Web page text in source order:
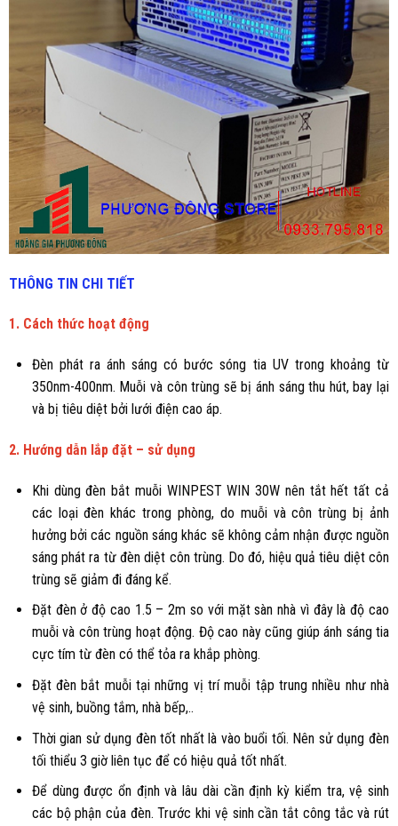
THÔNG TIN CHI TIẾT
1. Cách thức hoạt động
Đèn phát ra ánh sáng có bước sóng tia UV trong khoảng từ
350nm-400nm. Muỗi và côn trùng sẽ bị ánh sáng thu hút, bay lại
và bị tiêu diệt bởi lưới điện cao áp.
2. Hướng dẫn lắp đặt – sử dụng
Khi dùng đèn bắt muỗi WINPEST WIN 30W nên tắt hết tất cả
các loại đèn khác trong phòng, do muỗi và côn trùng bị ảnh
hưởng bởi các nguồn sáng khác sẽ không cảm nhận được nguồn
sáng phát ra từ đèn diệt côn trùng. Do đó, hiệu quả tiêu diệt côn
trùng sẽ giảm đi đáng kể.
Đặt đèn ở độ cao 1.5 – 2m so với mặt sàn nhà vì đây là độ cao
muỗi và côn trùng hoạt động. Độ cao này cũng giúp ánh sáng tia
cực tím từ đèn có thể tỏa ra khắp phòng.
Đặt đèn bắt muỗi tại những vị trí muỗi tập trung nhiều như nhà
vệ sinh, buồng tắm, nhà bếp,..
Thời gian sử dụng đèn tốt nhất là vào buổi tối. Nên sử dụng đèn
tối thiểu 3 giờ liên tục để có hiệu quả tốt nhất.
Để dùng được ổn định và lâu dài cần định kỳ kiểm tra, vệ sinh
các bộ phận của đèn. Trước khi vệ sinh cần tắt công tắc và rút